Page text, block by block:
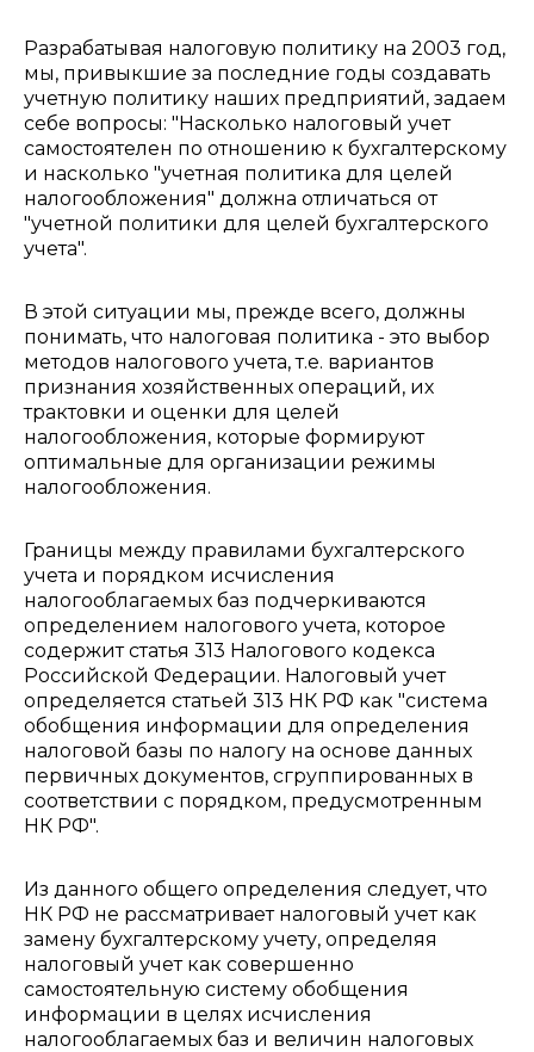
Разрабатывая налоговую политику на 2003 год,
мы, привыкшие за последние годы создавать
учетную политику наших предприятий, задаем
себе вопросы: "Насколько налоговый учет
самостоятелен по отношению к бухгалтерскому
и насколько "учетная политика для целей
налогообложения" должна отличаться от
"учетной политики для целей бухгалтерского
учета".
В этой ситуации мы, прежде всего, должны
понимать, что налоговая политика - это выбор
методов налогового учета, т.е. вариантов
признания хозяйственных операций, их
трактовки и оценки для целей
налогообложения, которые формируют
оптимальные для организации режимы
налогообложения.
Границы между правилами бухгалтерского
учета и порядком исчисления
налогооблагаемых баз подчеркиваются
определением налогового учета, которое
содержит статья 313 Налогового кодекса
Российской Федерации. Налоговый учет
определяется статьей 313 НК РФ как "система
обобщения информации для определения
налоговой базы по налогу на основе данных
первичных документов, сгруппированных в
соответствии с порядком, предусмотренным
НК РФ".
Из данного общего определения следует, что
НК РФ не рассматривает налоговый учет как
замену бухгалтерскому учету, определяя
налоговый учет как совершенно
самостоятельную систему обобщения
информации в целях исчисления
налогооблагаемых баз и величин налоговых